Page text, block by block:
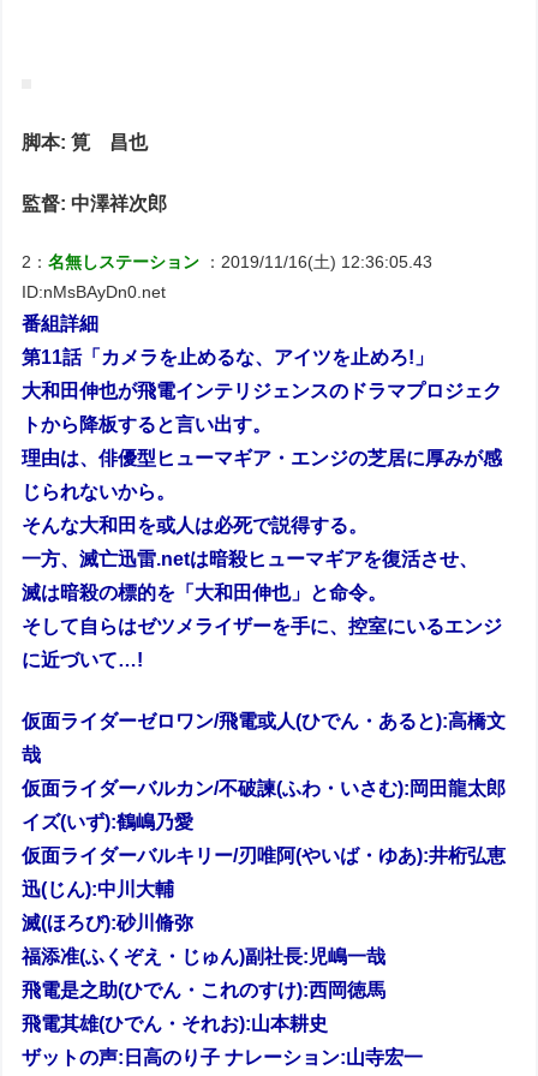
脚本: 筧 昌也
監督: 中澤祥次郎
2：名無しステーション
：2019/11/16(土) 12:36:05.43
ID:nMsBAyDn0.net
番組詳細
第11話「カメラを止めるな、アイツを止めろ!」
大和田伸也が飛電インテリジェンスのドラマプロジェク
トから降板すると言い出す。
理由は、俳優型ヒューマギア・エンジの芝居に厚みが感
じられないから。
そんな大和田を或人は必死で説得する。
一方、滅亡迅雷.netは暗殺ヒューマギアを復活させ、
滅は暗殺の標的を「大和田伸也」と命令。
そして自らはゼツメライザーを手に、控室にいるエンジ
に近づいて…!
仮面ライダーゼロワン/飛電或人(ひでん・あると):高橋文
哉
仮面ライダーバルカン/不破諫(ふわ・いさむ):岡田龍太郎
イズ(いず):鶴嶋乃愛
仮面ライダーバルキリー/刃唯阿(やいば・ゆあ):井桁弘恵
迅(じん):中川大輔
滅(ほろび):砂川脩弥
福添准(ふくぞえ・じゅん)副社長:児嶋一哉
飛電是之助(ひでん・これのすけ):西岡徳馬
飛電其雄(ひでん・それお):山本耕史
ザットの声:日高のり子 ナレーション:山寺宏一